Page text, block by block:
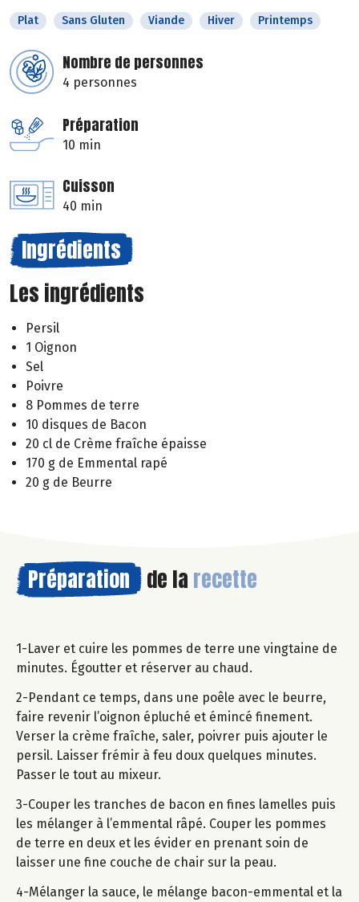
Plat Sans Gluten Viande Hiver Printemps
Nombre de personnes
4 personnes
Préparation
10 min
Cuisson
40 min
Ingrédients
Les ingrédients
Persil
1 Oignon
Sel
Poivre
8 Pommes de terre
10 disques de Bacon
20 cl de Crème fraîche épaisse
170 g de Emmental rapé
20 g de Beurre
Préparation de la recette
1-Laver et cuire les pommes de terre une vingtaine de
minutes. Égoutter et réserver au chaud.
2-Pendant ce temps, dans une poêle avec le beurre,
faire revenir l’oignon épluché et émincé finement.
Verser la crème fraîche, saler, poivrer puis ajouter le
persil. Laisser frémir à feu doux quelques minutes.
Passer le tout au mixeur.
3-Couper les tranches de bacon en fines lamelles puis
les mélanger à l’emmental râpé. Couper les pommes
de terre en deux et les évider en prenant soin de
laisser une fine couche de chair sur la peau.
4-Mélanger la sauce, le mélange bacon-emmental et la